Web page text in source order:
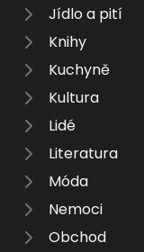
Jídlo a pití
Knihy
Kuchyně
Kultura
Lidé
Literatura
Móda
Nemoci
Obchod